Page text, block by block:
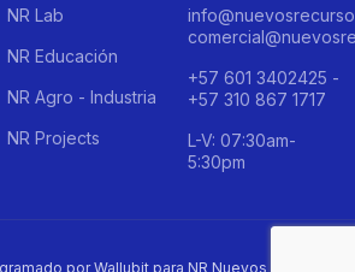
NR Lab
NR Educación
NR Agro - Industria
NR Projects
+57 601 3402425 -
+57 310 867 1717
L-V: 07:30am-
5:30pm
por Wallubit para NR Nuevos Recursos